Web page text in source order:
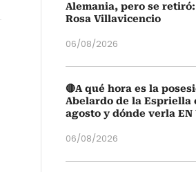
Alemania, pero se
Rosa Villavicencio
06/08/2026
🔴A qué hora es la
Abelardo de la Espriella
agosto y dónde verla EN
06/08/2026